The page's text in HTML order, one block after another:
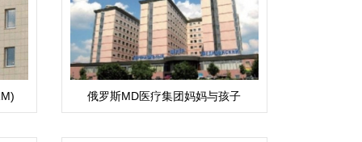
俄罗斯MD医疗集团妈妈与孩子